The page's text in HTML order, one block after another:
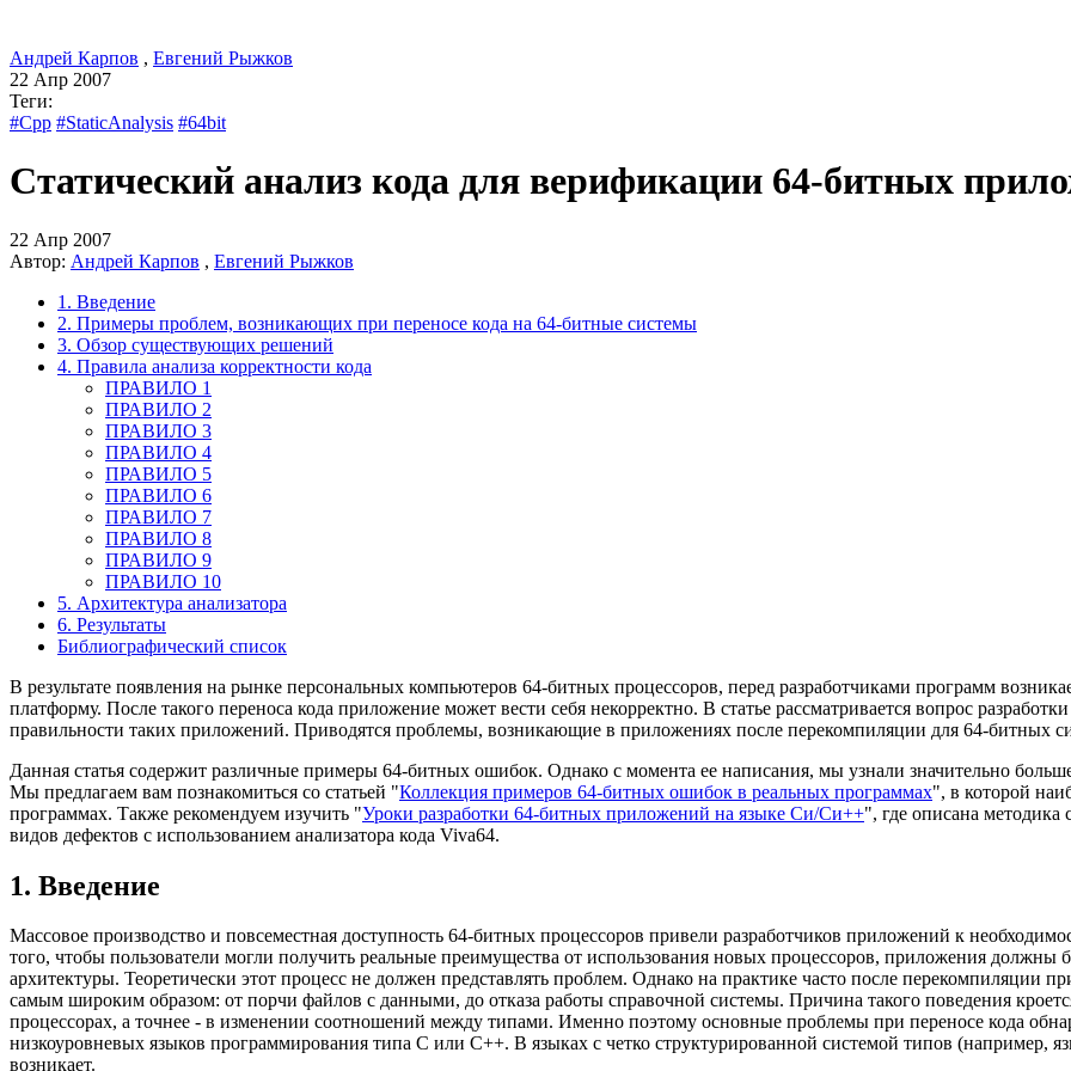
Андрей Карпов , Евгений Рыжков
22 Апр 2007
Теги:
#Cpp #StaticAnalysis #64bit
Статический анализ кода для верификации 64-битных
22 Апр 2007
Автор: Андрей Карпов , Евгений Рыжков
1. Введение
2. Примеры проблем, возникающих при переносе кода на 64-битные системы
3. Обзор существующих решений
4. Правила анализа корректности кода
ПРАВИЛО 1
ПРАВИЛО 2
ПРАВИЛО 3
ПРАВИЛО 4
ПРАВИЛО 5
ПРАВИЛО 6
ПРАВИЛО 7
ПРАВИЛО 8
ПРАВИЛО 9
ПРАВИЛО 10
5. Архитектура анализатора
6. Результаты
Библиографический список
В результате появления на рынке персональных компьютеров 64-битных процессоров, перед разработчиками программ
платформу. После такого переноса кода приложение может вести себя некорректно. В статье рассматривается вопрос
правильности таких приложений. Приводятся проблемы, возникающие в приложениях после перекомпиляции для 64-битных
Данная статья содержит различные примеры 64-битных ошибок. Однако с момента ее написания, мы узнали значительно
Мы предлагаем вам познакомиться со статьей "Коллекция примеров 64-битных ошибок в реальных программах", в которой
программах. Также рекомендуем изучить "Уроки разработки 64-битных приложений на языке Си/Си++", где описана методика
видов дефектов с использованием анализатора кода Viva64.
1. Введение
Массовое производство и повсеместная доступность 64-битных процессоров привели разработчиков приложений к
того, чтобы пользователи могли получить реальные преимущества от использования новых процессоров, приложения
архитектуры. Теоретически этот процесс не должен представлять проблем. Однако на практике часто после перекомпиляции
самым широким образом: от порчи файлов с данными, до отказа работы справочной системы. Причина такого поведения
процессорах, а точнее - в изменении соотношений между типами. Именно поэтому основные проблемы при переносе кода
низкоуровневых языков программирования типа C или C++. В языках с четко структурированной системой типов (например,
возникает.